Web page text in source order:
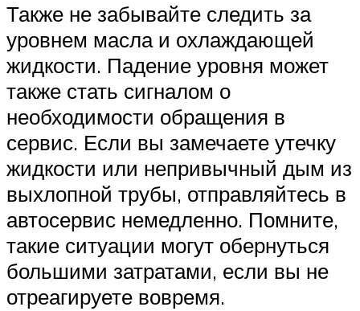
Также не забывайте следить за
уровнем масла и охлаждающей
жидкости. Падение уровня может
также стать сигналом о
необходимости обращения в
сервис. Если вы замечаете утечку
жидкости или непривычный дым из
выхлопной трубы, отправляйтесь в
автосервис немедленно. Помните,
такие ситуации могут обернуться
большими затратами, если вы не
отреагируете вовремя.